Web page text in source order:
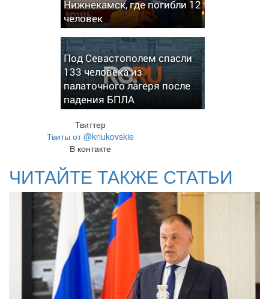
Нижнекамск, где погибли 12
человек
Под Севастополем спасли
133 человека из
палаточного лагеря после
падения БПЛА
Твиттер
Твиты от @kriukovskie
В контакте
ЧИТАЙТЕ ТАКЖЕ СТАТЬИ